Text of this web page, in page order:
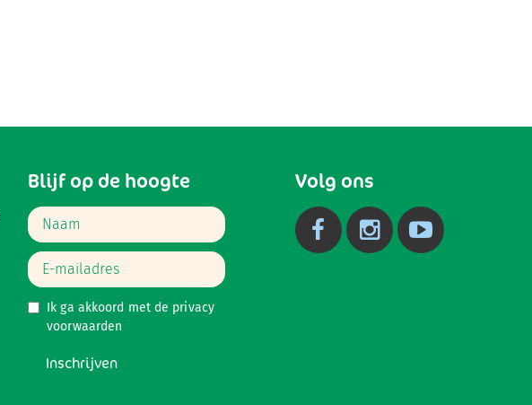
Blijf op de hoogte
Ik ga akkoord met de privacy
voorwaarden
Inschrijven
Volg ons